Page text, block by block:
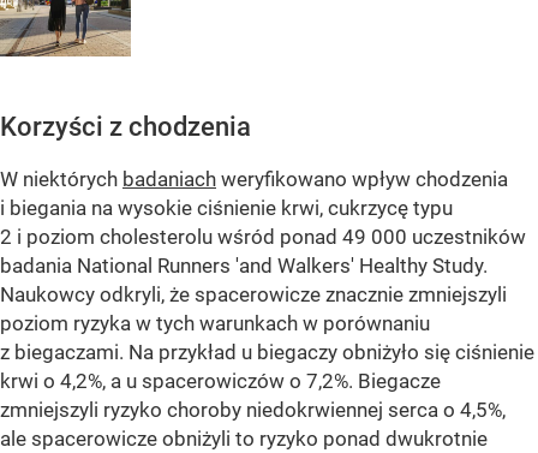
Korzyści z chodzenia
W niektórych badaniach weryfikowano wpływ chodzenia
i biegania na wysokie ciśnienie krwi, cukrzycę typu
2 i poziom cholesterolu wśród ponad 49 000 uczestników
badania National Runners 'and Walkers' Healthy Study.
Naukowcy odkryli, że spacerowicze znacznie zmniejszyli
poziom ryzyka w tych warunkach w porównaniu
z biegaczami. Na przykład u biegaczy obniżyło się ciśnienie
krwi o 4,2%, a u spacerowiczów o 7,2%. Biegacze
zmniejszyli ryzyko choroby niedokrwiennej serca o 4,5%,
ale spacerowicze obniżyli to ryzyko ponad dwukrotnie